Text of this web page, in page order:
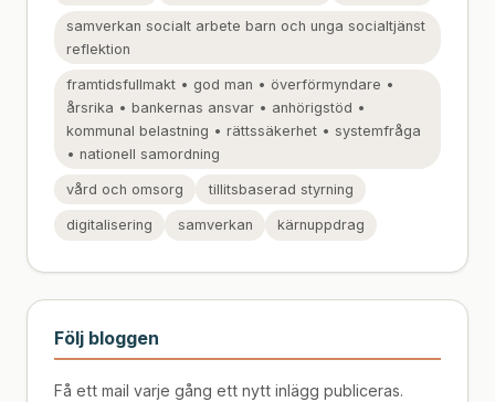
samverkan socialt arbete barn och unga socialtjänst
reflektion
framtidsfullmakt • god man • överförmyndare •
årsrika • bankernas ansvar • anhörigstöd •
kommunal belastning • rättssäkerhet • systemfråga
• nationell samordning
vård och omsorg tillitsbaserad styrning
digitalisering samverkan kärnuppdrag
Följ bloggen
Få ett mail varje gång ett nytt inlägg publiceras.